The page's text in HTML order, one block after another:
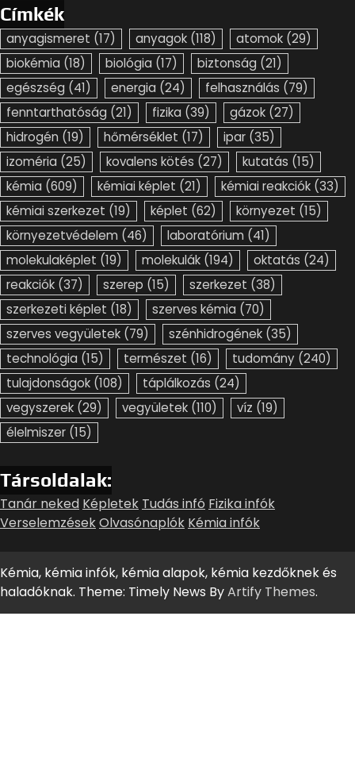
Címkék
anyagismeret (17) anyagok (118) atomok (29)
biokémia (18) biológia (17) biztonság (21)
egészség (41) energia (24) felhasználás (79)
fenntarthatóság (21) fizika (39) gázok (27)
hidrogén (19) hőmérséklet (17) ipar (35)
izoméria (25) kovalens kötés (27) kutatás (15)
kémia (609) kémiai képlet (21) kémiai reakciók (33)
kémiai szerkezet (19) képlet (62) környezet (15)
környezetvédelem (46) laboratórium (41)
molekulaképlet (19) molekulák (194) oktatás (24)
reakciók (37) szerep (15) szerkezet (38)
szerkezeti képlet (18) szerves kémia (70)
szerves vegyületek (79) szénhidrogének (35)
technológia (15) természet (16) tudomány (240)
tulajdonságok (108) táplálkozás (24)
vegyszerek (29) vegyületek (110) víz (19)
élelmiszer (15)
Társoldalak:
Tanár neked Képletek Tudás infó Fizika infók
VerselemzésekOlvasónaplók Kémia infók
Kémia, kémia infók, kémia alapok, kémia kezdőknek és
haladóknak. Theme: Timely News ByArtify Themes.